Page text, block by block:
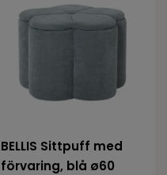
BELLIS Sittpuff med
förvaring, blå ø60